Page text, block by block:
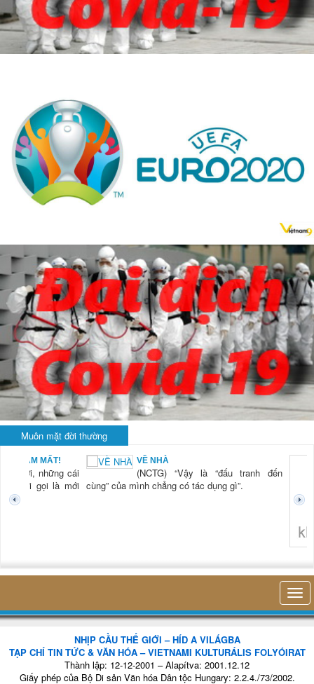
Muôn mặt đời thường
NAM MẤT!
“Xời, những cái
mới gọi là mới
VỀ NHÀ
(NCTG) “Vậy là “đấu tranh đến
cùng” của mình chẳng có tác dụng gì”.
NHỊP CẦU THẾ GIỚI – HÍD A VILÁGBA
TẠP CHÍ TIN TỨC & VĂN HÓA – VIETNAMI KULTURÁLIS FOLYÓIRAT
Thành lập: 12-12-2001 – Alapítva: 2001.12.12
Giấy phép của Bộ Di sản Văn hóa Dân tộc Hungary: 2.2.4./73/2002.